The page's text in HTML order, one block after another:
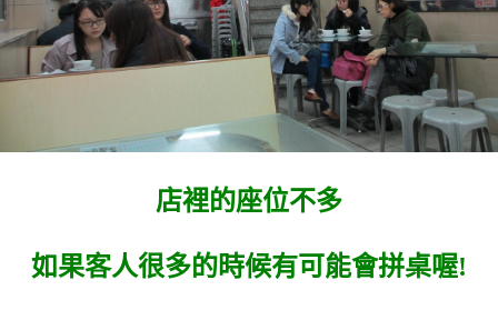
店裡的座位不多
如果客人很多的時候有可能會拼桌喔!